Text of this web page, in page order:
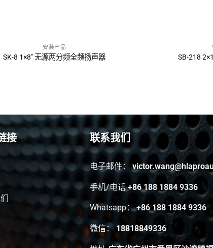
询问报价
安装产品
SK-8 1×8″ 无源两分频全频扬声器 SB-218
接 联系我们
电子邮件：
手机/电话+86 188 1884 9336
Whatsapp：+86 188 1884 9336
微信： 18818849336